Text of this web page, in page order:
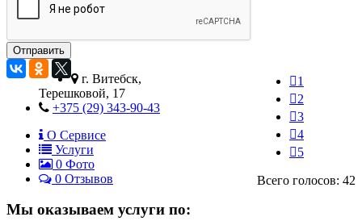
1
2
3
4
5
Всего голосов: 42
г. Витебск,
Терешковой, 17
+375 (29) 343-90-43
О Сервисе
Услуги
0 Фото
0 Отзывов
Мы оказываем услуги по: